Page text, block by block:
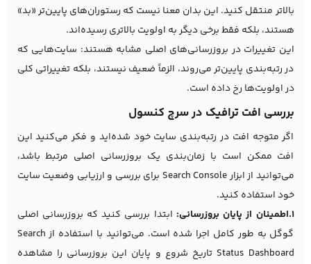
بالاتر منتقل کنید. این بدان معنا نیست که رستوران‌های پایین‌تر «بد»
هستند، بلکه فقط برخی دیگر به اولویت بالاتری رسیده‌اند.
این تغییرات در بروزرسانی‌های اصلی مشابه هستند: سایت‌هایی که
در رتبه‌بندی پایین‌تر می‌روند، الزماً ضعیف نیستند، بلکه تغییراتی کلی
در اولویت‌ها رخ داده است.
بررسی افت ترافیک در سرچ کنسول
اگر متوجه افت در رتبه‌بندی سایت خود شده‌اید و فکر می‌کنید این
افت ممکن است با زمان‌بندی یک بروزرسانی اصلی مرتبط باشد،
می‌توانید از ابزار Search Console برای بررسی و ارزیابی وضعیت سایت
خود استفاده کنید.
1.اطمینان از پایان بروزرسانی:
ابتدا بررسی کنید که بروزرسانی اصلی
گوگل به طور کامل اجرا شده است. می‌توانید با استفاده از Search
Status Dashboard تاریخ شروع و پایان این بروزرسانی را مشاهده